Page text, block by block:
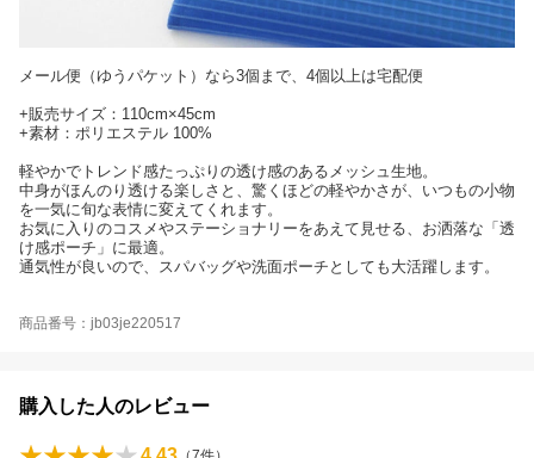
メール便（ゆうパケット）なら3個まで、4個以上は宅配便
+販売サイズ：110cm×45cm
+素材：ポリエステル 100%
軽やかでトレンド感たっぷりの透け感のあるメッシュ生地。
中身がほんのり透ける楽しさと、驚くほどの軽やかさが、いつもの小物
を一気に旬な表情に変えてくれます。
お気に入りのコスメやステーショナリーをあえて見せる、お洒落な「透
け感ポーチ」に最適。
通気性が良いので、スパバッグや洗面ポーチとしても大活躍します。
商品番号：jb03je220517
購入した人のレビュー